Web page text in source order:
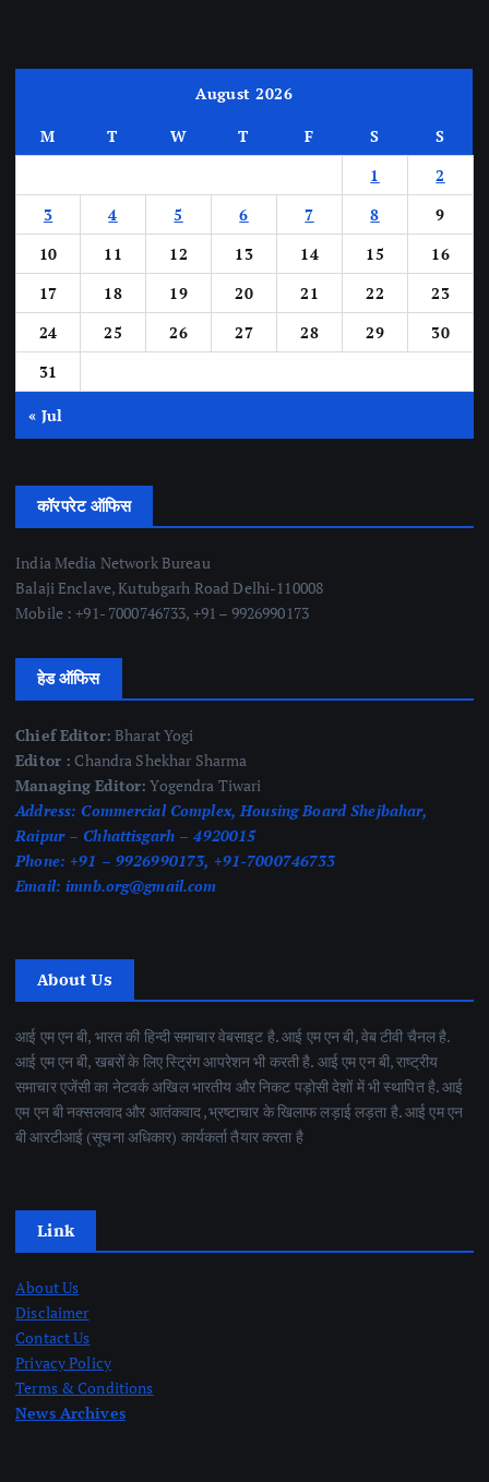
August 2026
M T W T F S
S
1
2
3
4 5 6 7 8
9
10
11 12 13 14 15
16
17
18 19 20 21 22
23
24
25 26 27 28 29
30
31
« Jul
कॉरपरेट ऑफिस
India Media Network Bureau
Balaji Enclave, Kutubgarh Road Delhi-110008
Mobile : +91- 7000746733, +91 – 9926990173
हेड ऑफिस
Chief Editor: Bharat Yogi
Editor : Chandra Shekhar Sharma
Managing Editor: Yogendra Tiwari
Address: Commercial Complex, Housing Board Shejbahar,
Raipur – Chhattisgarh – 4920015
Phone: +91 – 9926990173, +91-7000746733
Email: imnb.org@gmail.com
About Us
आई एम एन बी, भारत की हिन्दी समाचार वेबसाइट है. आई एम एन बी, वेब टीवी चैनल है.
आई एम एन बी, खबरों के लिए स्ट्रिंग आपरेशन भी करती है. आई एम एन बी, राष्ट्रीय
समाचार एजेंसी का नेटवर्क अखिल भारतीय और निकट पड़ोसी देशों में भी स्थापित है. आई
एम एन बी नक्सलवाद और आतंकवाद ,भ्रष्टाचार के खिलाफ लड़ाई लड़ता है. आई एम एन
बी आरटीआई (सूचना अधिकार) कार्यकर्ता तैयार करता है
Link
About Us
Disclaimer
Contact Us
Privacy Policy
Terms & Conditions
News Archives